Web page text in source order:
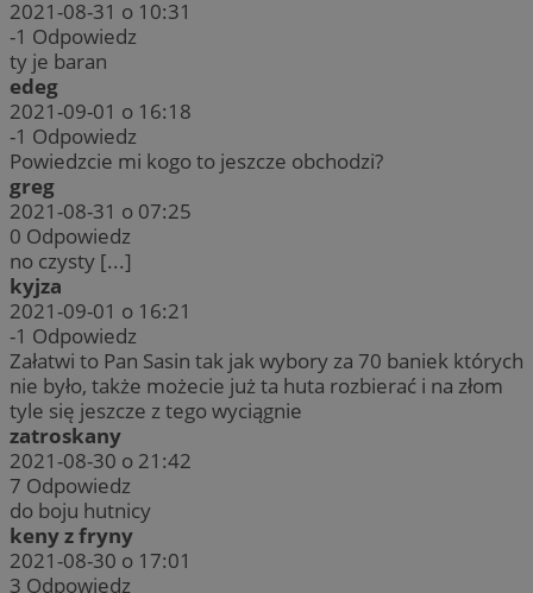
2021-08-31 o 10:31
-1 Odpowiedz
ty je baran
edeg
2021-09-01 o 16:18
-1 Odpowiedz
Powiedzcie mi kogo to jeszcze obchodzi?
greg
2021-08-31 o 07:25
0 Odpowiedz
no czysty [...]
kyjza
2021-09-01 o 16:21
-1 Odpowiedz
Załatwi to Pan Sasin tak jak wybory za 70 baniek których
nie było, także możecie już ta huta rozbierać i na złom
tyle się jeszcze z tego wyciągnie
zatroskany
2021-08-30 o 21:42
7 Odpowiedz
do boju hutnicy
keny z fryny
2021-08-30 o 17:01
3 Odpowiedz